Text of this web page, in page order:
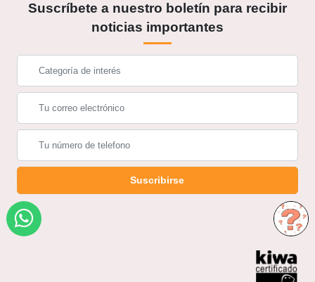
Suscríbete a nuestro boletín para recibir
noticias importantes
Suscribirse